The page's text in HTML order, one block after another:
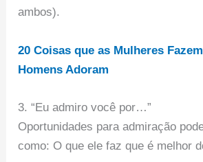
ambos).
20 Coisas que as Mulheres
Homens Adoram
3. “Eu admiro você por…”
Oportunidades para admiração
como: O que ele faz que é melhor